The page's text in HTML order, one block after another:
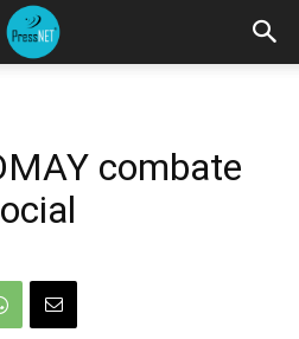
combate